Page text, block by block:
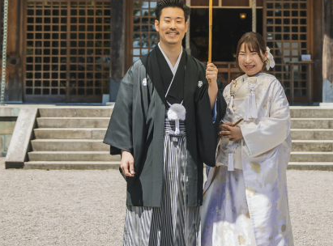
SPACE
WEDDING PLAN
PHOTO&MOVIE